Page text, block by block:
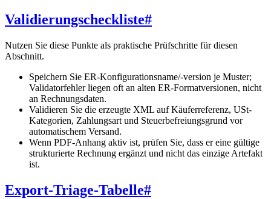
Validierungscheckliste#
Nutzen Sie diese Punkte als praktische Prüfschritte für diesen
Abschnitt.
Speichern Sie ER-Konfigurationsname/-version je Muster;
Validatorfehler liegen oft an alten ER-Formatversionen, nicht
an Rechnungsdaten.
Validieren Sie die erzeugte XML auf Käuferreferenz, USt-
Kategorien, Zahlungsart und Steuerbefreiungsgrund vor
automatischem Versand.
Wenn PDF-Anhang aktiv ist, prüfen Sie, dass er eine gültige
strukturierte Rechnung ergänzt und nicht das einzige Artefakt
ist.
Export-Triage-Tabelle#